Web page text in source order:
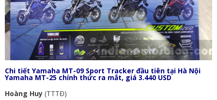
Chi tiết Yamaha MT-09 Sport Tracker đầu tiên tại Hà Nội
Yamaha MT-25 chính thức ra mắt, giá 3.440 USD
Hoàng Huy (TTTĐ)